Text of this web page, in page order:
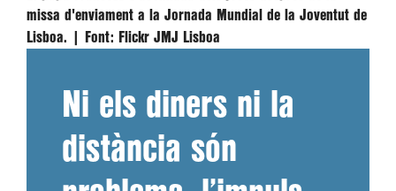
missa d'enviament a la Jornada Mundial de la Joventut de
Lisboa. |
Font: Flickr JMJ Lisboa
Ni els diners ni la
distància són